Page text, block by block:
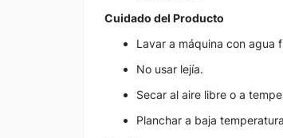
Cuidado del Producto
Lavar a máquina con agua
No usar lejía.
Secar al aire libre o a
Planchar a baja